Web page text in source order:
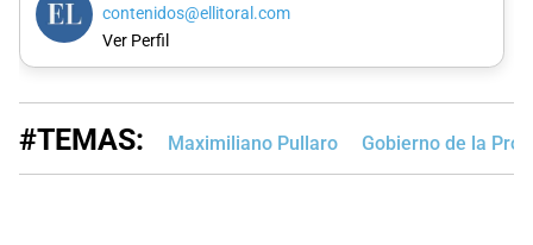
contenidos@ellitoral.com
Ver Perfil
#TEMAS: Maximiliano Pullaro Gobierno de la